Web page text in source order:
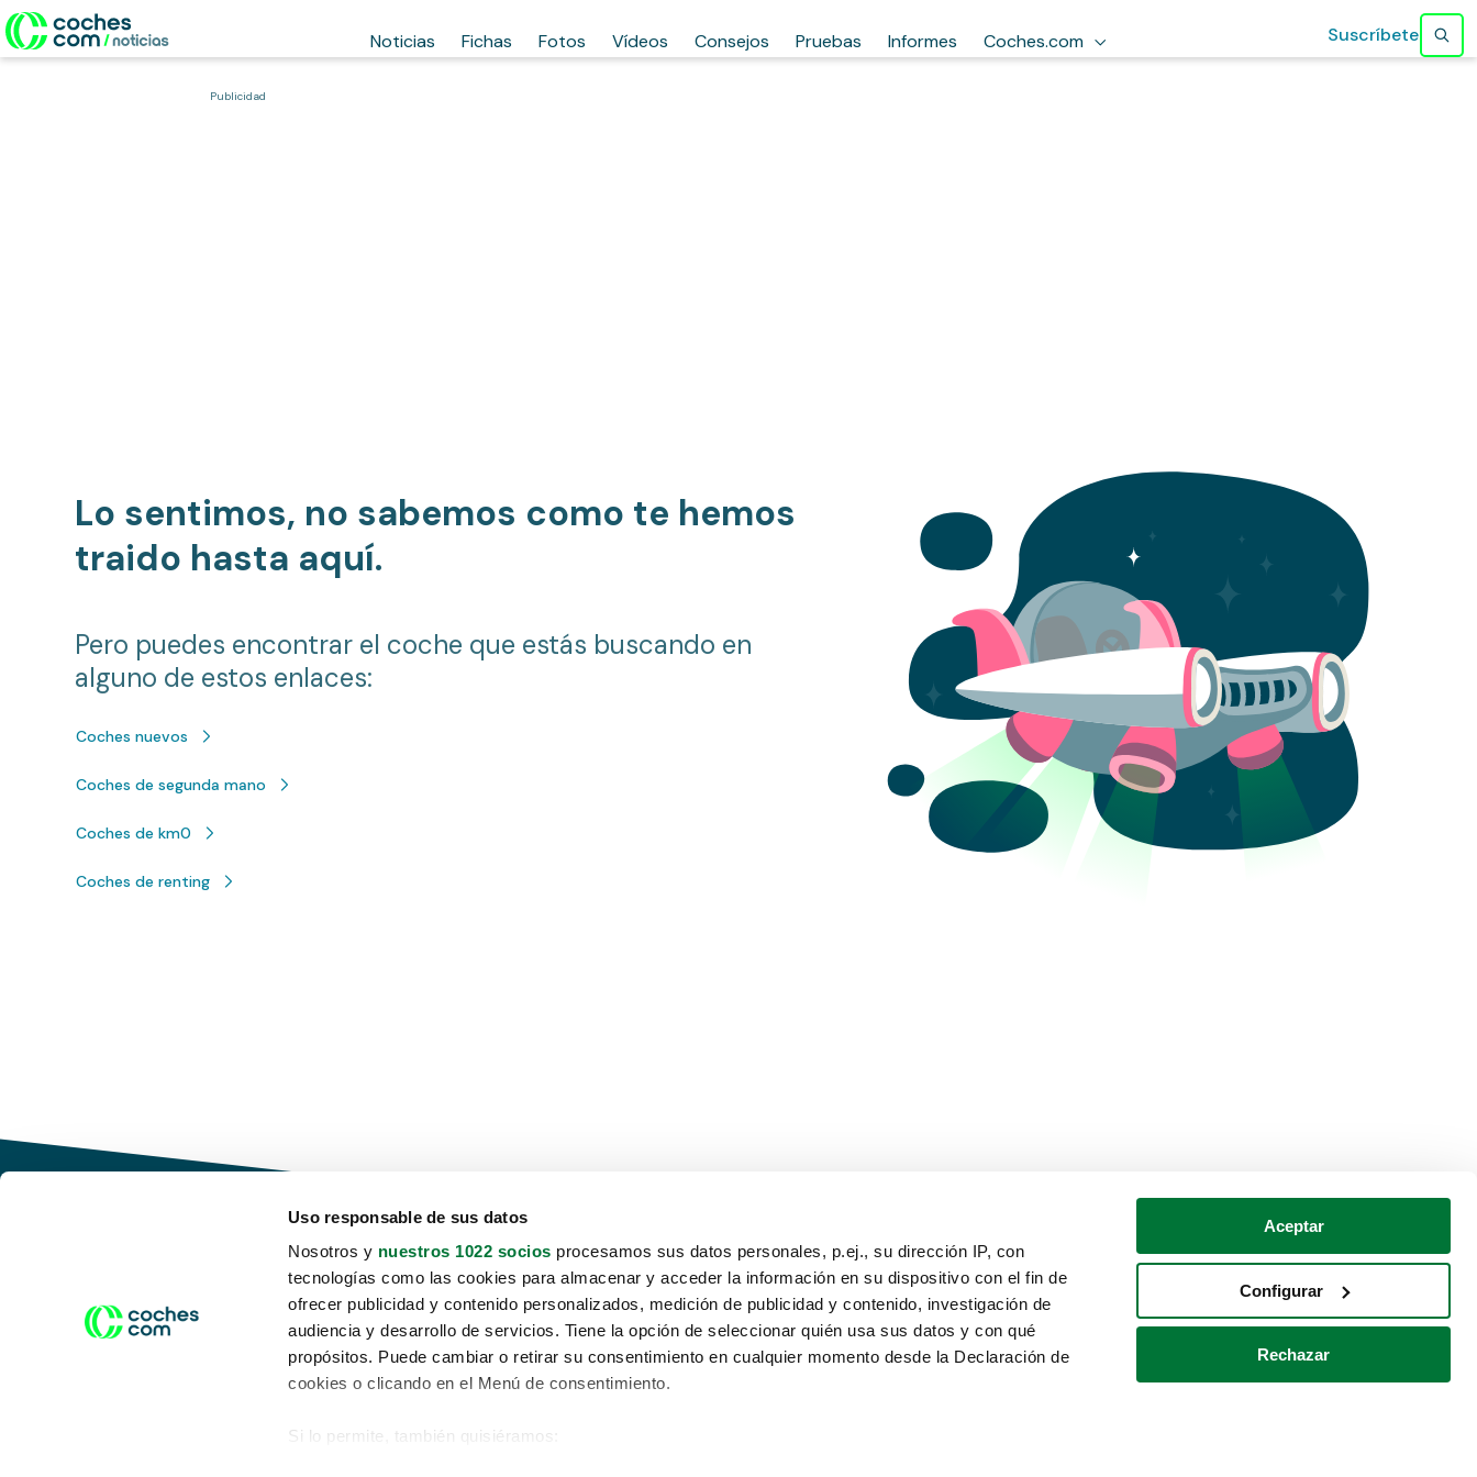
Uso responsable de sus datos
Nosotros y nuestros 1022 socios procesamos sus datos personales, p.ej., su dirección IP, con
tecnologías como las cookies para almacenar y acceder la información en su dispositivo con el fin de
ofrecer publicidad y contenido personalizados, medición de publicidad y contenido, investigación de
audiencia y desarrollo de servicios. Tiene la opción de seleccionar quién usa sus datos y con qué
propósitos. Puede cambiar o retirar su consentimiento en cualquier momento desde la Declaración de
cookies o clicando en el Menú de consentimiento.
Si lo permite, también quisiéramos:
Aceptar
Configurar
Rechazar
Noticias Fichas Fotos Vídeos Consejos Pruebas Informes Coches.com Suscríbete
Publicidad
Lo sentimos, no sabemos como te hemos
traido hasta aquí.
Pero puedes encontrar el coche que estás buscando en
alguno de estos enlaces:
Coches nuevos
Coches de segunda mano
Coches de km0
Coches de renting
Conduce tu futuro,
desata tu movilidad